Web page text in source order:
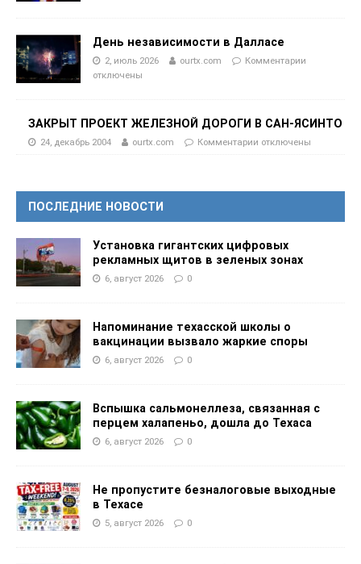
День независимости в Далласе
2, июль 2026 ourtx.com
Комментарии
отключены
ЗАКРЫТ ПРОЕКТ ЖЕЛЕЗНОЙ ДОРОГИ В САН-ЯСИНТО
24, декабрь 2004 ourtx.com Комментарии отключены
ПОСЛЕДНИЕ НОВОСТИ
Установка гигантских цифровых
рекламных щитов в зеленых зонах
6, август 2026 0
Напоминание техасской школы о
вакцинации вызвало жаркие споры
6, август 2026 0
Вспышка сальмонеллеза, связанная с
перцем халапеньо, дошла до Техаса
6, август 2026 0
Не пропустите безналоговые выходные
в Техасе
5, август 2026 0